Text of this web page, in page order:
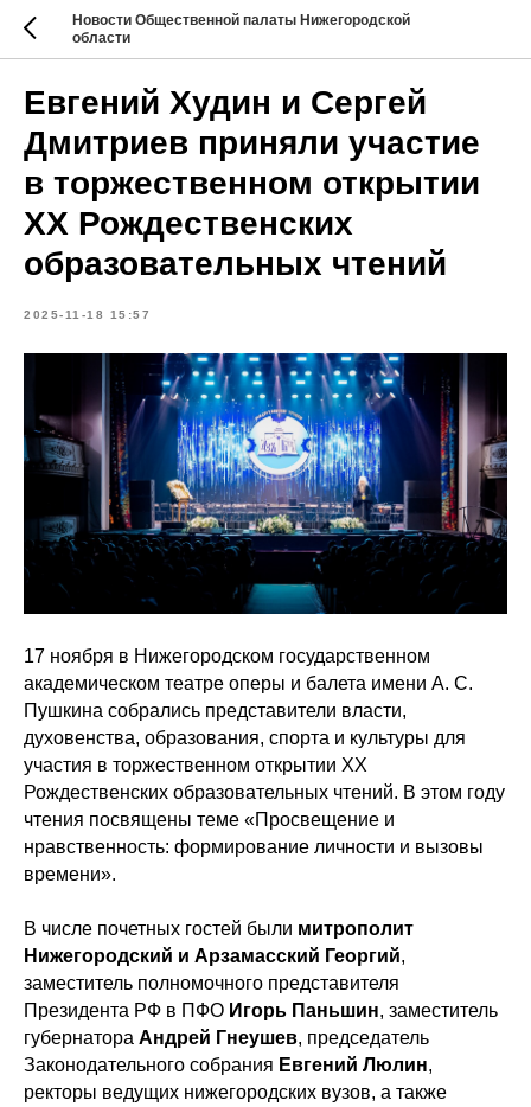
Новости Общественной палаты Нижегородской
области
Евгений Худин и Сергей
Дмитриев приняли участие
в торжественном открытии
XX Рождественских
образовательных чтений
2025-11-18 15:57
17 ноября в Нижегородском государственном
академическом театре оперы и балета имени А. С.
Пушкина собрались представители власти,
духовенства, образования, спорта и культуры для
участия в торжественном открытии XX
Рождественских образовательных чтений. В этом году
чтения посвящены теме «Просвещение и
нравственность: формирование личности и вызовы
времени».
В числе почетных гостей были митрополит
Нижегородский и Арзамасский Георгий,
заместитель полномочного представителя
Президента РФ в ПФО Игорь Паньшин, заместитель
губернатора Андрей Гнеушев, председатель
Законодательного собрания Евгений Люлин,
ректоры ведущих нижегородских вузов, а также